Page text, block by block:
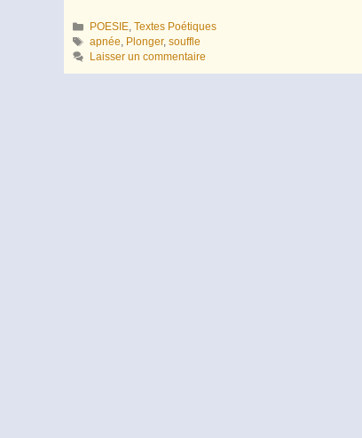
Catégories
POESIE,Textes Poétiques
Étiquettes
apnée, Plonger,souffle
Laisser un commentaire